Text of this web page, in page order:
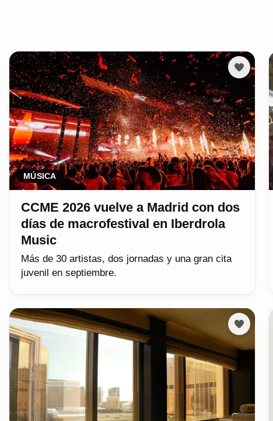
MÚSICA
CCME 2026 vuelve a Madrid con dos
días de macrofestival en Iberdrola
Music
Más de 30 artistas, dos jornadas y una gran cita
juvenil en septiembre.